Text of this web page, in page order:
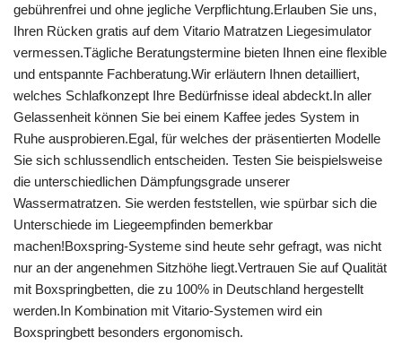
gebührenfrei und ohne jegliche Verpflichtung.Erlauben Sie uns,
Ihren Rücken gratis auf dem Vitario Matratzen Liegesimulator
vermessen.Tägliche Beratungstermine bieten Ihnen eine flexible
und entspannte Fachberatung.Wir erläutern Ihnen detailliert,
welches Schlafkonzept Ihre Bedürfnisse ideal abdeckt.In aller
Gelassenheit können Sie bei einem Kaffee jedes System in
Ruhe ausprobieren.Egal, für welches der präsentierten Modelle
Sie sich schlussendlich entscheiden. Testen Sie beispielsweise
die unterschiedlichen Dämpfungsgrade unserer
Wassermatratzen. Sie werden feststellen, wie spürbar sich die
Unterschiede im Liegeempfinden bemerkbar
machen!Boxspring-Systeme sind heute sehr gefragt, was nicht
nur an der angenehmen Sitzhöhe liegt.Vertrauen Sie auf Qualität
mit Boxspringbetten, die zu 100% in Deutschland hergestellt
werden.In Kombination mit Vitario-Systemen wird ein
Boxspringbett besonders ergonomisch.